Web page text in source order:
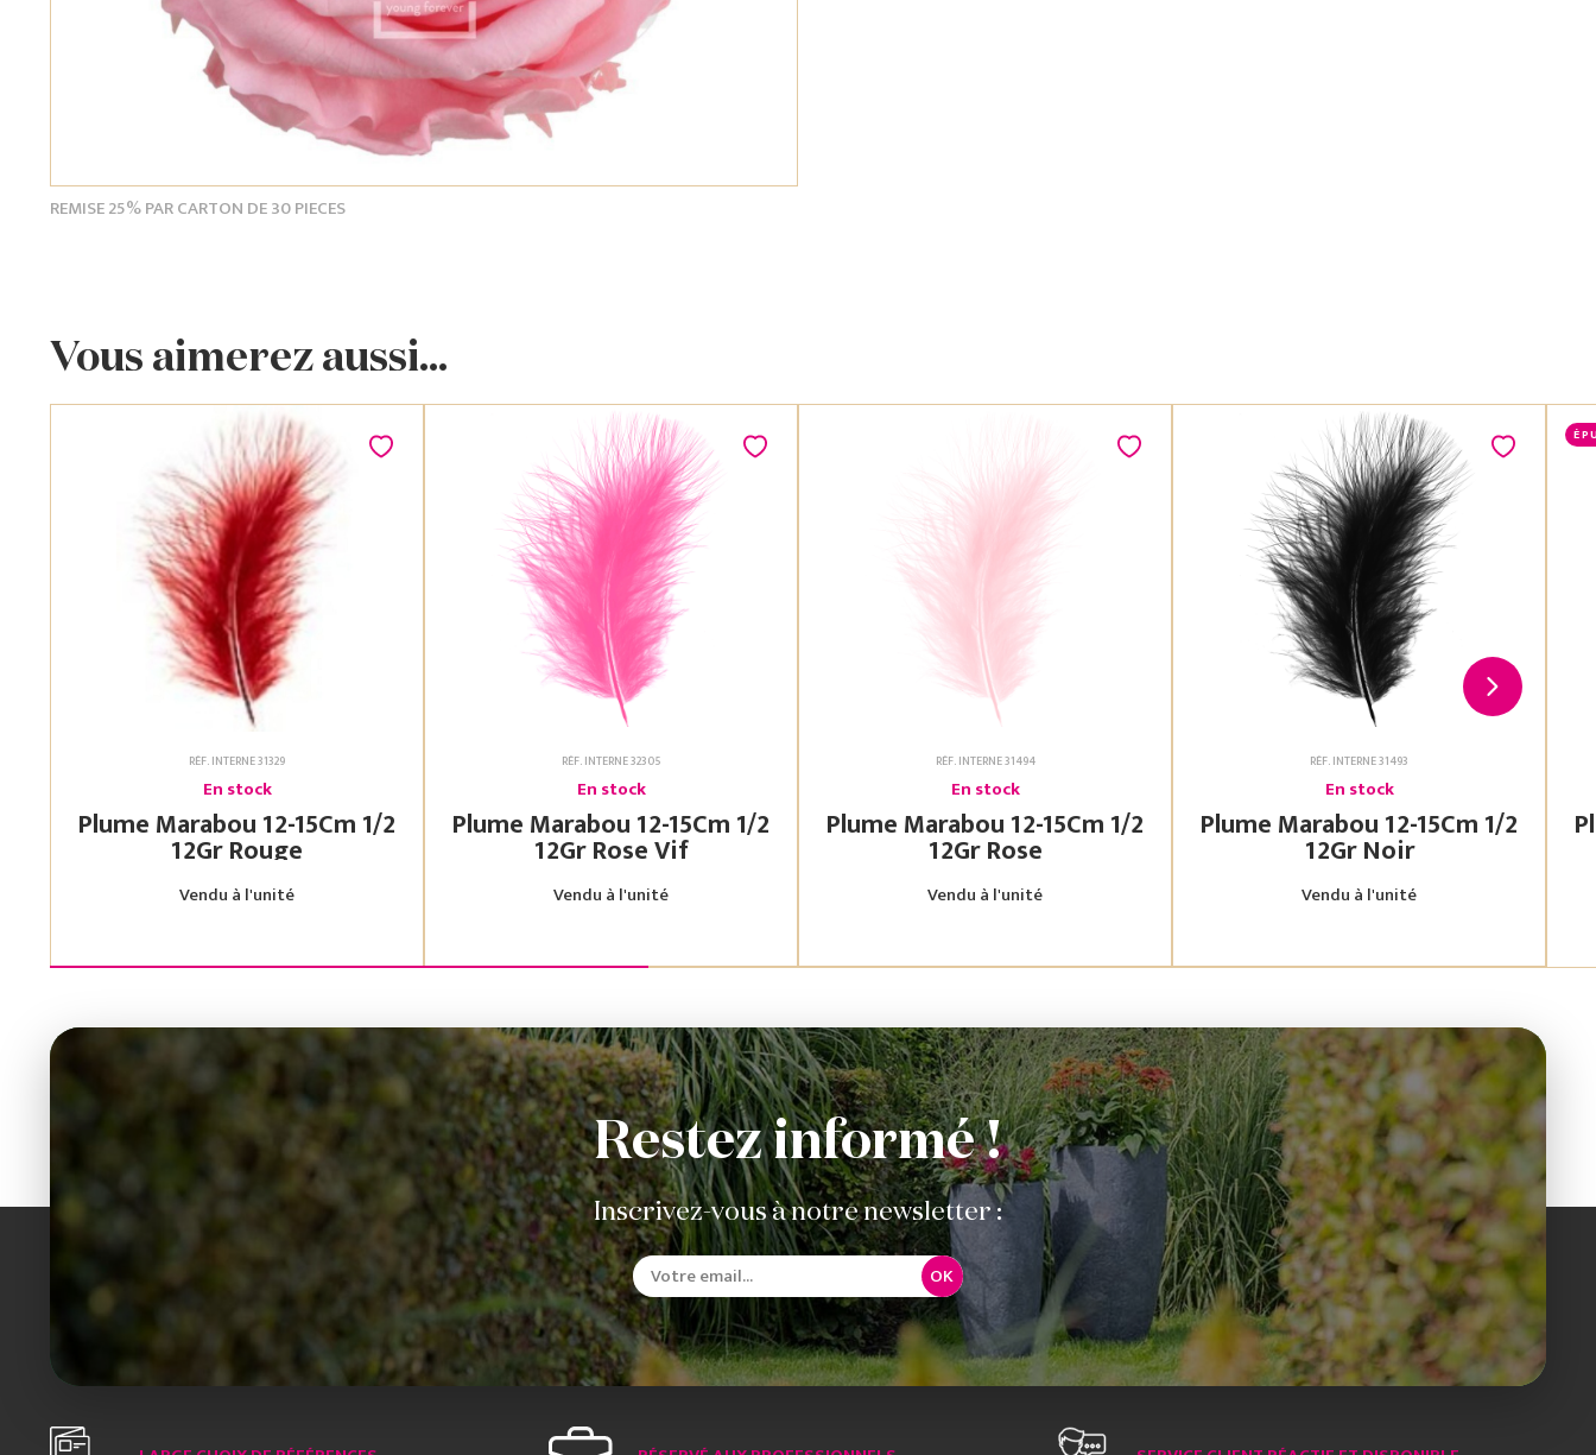
REMISE 25% PAR CARTON DE 30 PIECES
Vous aimerez aussi...
RÉF. INTERNE 31329
En stock
Plume Marabou 12-15Cm 1/2
12Gr Rouge
Vendu à l'unité
RÉF. INTERNE 32305
En stock
Plume Marabou 12-15Cm 1/2
12Gr Rose Vif
Vendu à l'unité
RÉF. INTERNE 31494
En stock
Plume Marabou 12-15Cm 1/2
12Gr Rose
Vendu à l'unité
RÉF. INTERNE 31493
En stock
Plume Marabou 12-15Cm 1/2
12Gr Noir
Vendu à l'unité
Restez informé !
Inscrivez-vous à notre newsletter :
OK